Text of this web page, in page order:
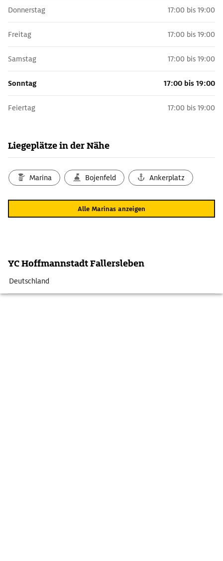
Donnerstag 17:00 bis 19:00
Freitag 17:00 bis 19:00
Samstag 17:00 bis 19:00
Sonntag 17:00 bis 19:00
Feiertag 17:00 bis 19:00
Liegeplätze in der Nähe
Marina Bojenfeld Ankerplatz
Alle Marinas anzeigen
YC Hoffmannstadt Fallersleben
Deutschland